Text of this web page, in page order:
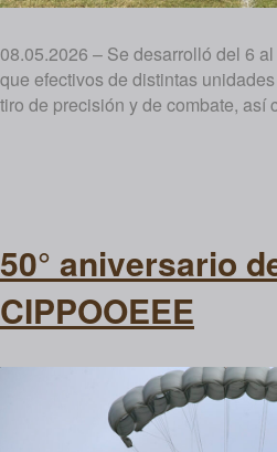
08.05.2026 – Se desarrolló del 6
que efectivos de distintas
tiro de precisión y de combate, así
50° aniversario
CIPPOOEEE